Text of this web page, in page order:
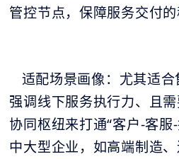
管控节点，保障服务交付的
适配场景画像：尤其适合
强调线下服务执行力、且
协同枢纽来打通“客户-客服
中大型企业，如高端制造